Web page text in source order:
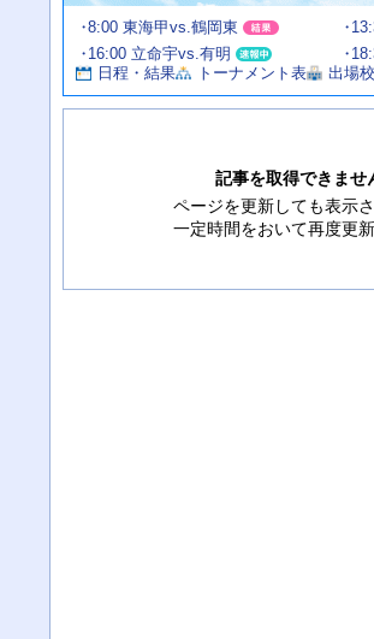
試
合
情
報
8:00 東海甲vs.鶴岡東
16:00 立命宇vs.有明
日程・結果
トーナメント表 出場
お
す
記事を取得できませ
ページを更新しても表示
一定時間をおいて再度更